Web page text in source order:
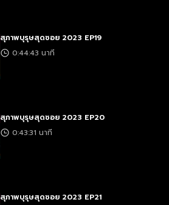
สุภาพบุรุษสุดซอย 2023 EP19
0:44:43 นาที
สุภาพบุรุษสุดซอย 2023 EP20
0:43:31 นาที
สุภาพบุรุษสุดซอย 2023 EP21